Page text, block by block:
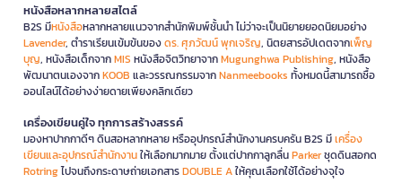
หนังสือหลากหลายสไตล์
B2S มีหนังสือหลากหลายแนวจากสำนักพิมพ์ชั้นนำ ไม่ว่าจะเป็นนิยายยอดนิยมอย่าง
Lavender, ตำราเรียนเข้มข้นของดร. ศุภวัฒน์ พุกเจริญ, นิตยสารอัปเดตจากเพ็ญ
บุญ, หนังสือเด็กจากMIS หนังสือจิตวิทยาจากMugunghwa Publishing, หนังสือ
พัฒนาตนเองจากKOOB และวรรณกรรมจากNanmeebooks ทั้งหมดนี้สามารถซื้อ
ออนไลน์ได้อย่างง่ายดายเพียงคลิกเดียว
เครื่องเขียนคู่ใจ ทุกการสร้างสรรค์
มองหาปากกาดีๆ ดินสอหลากหลาย หรืออุปกรณ์สำนักงานครบครัน B2S มีเครื่อง
เขียนและอุปกรณ์สำนักงานให้เลือกมากมาย ตั้งแต่ปากกาลูกลื่นParkerชุดดินสอกด
Rotringไปจนถึงกระดาษถ่ายเอกสารDOUBLE Aให้คุณเลือกใช้ได้อย่างจุใจ